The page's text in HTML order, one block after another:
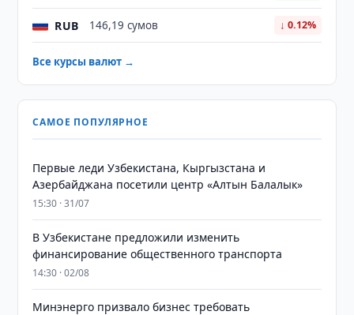
RUB 146,19 сумов ↓ 0.12%
Все курсы валют →
САМОЕ ПОПУЛЯРНОЕ
Первые леди Узбекистана, Кыргызстана и
Азербайджана посетили центр «Алтын Балалык»
15:30 · 31/07
В Узбекистане предложили изменить
финансирование общественного транспорта
14:30 · 02/08
Минэнерго призвало бизнес требовать